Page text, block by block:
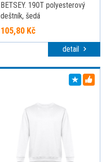
BETSEY. 190T polyesterový
deštník, šedá
105,80 Kč
detail